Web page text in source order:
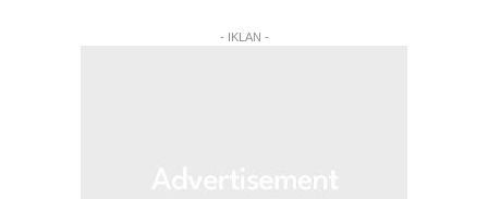
- IKLAN -